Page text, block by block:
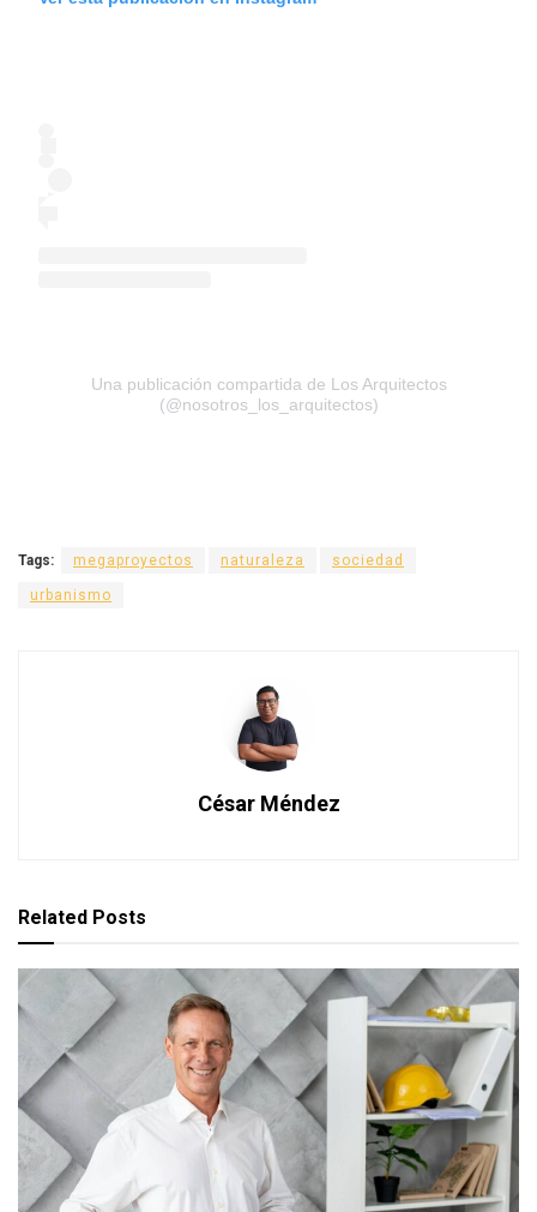
Una publicación compartida de Los Arquitectos
(@nosotros_los_arquitectos)
Tags: megaproyectos naturaleza sociedad
urbanismo
César Méndez
Related Posts